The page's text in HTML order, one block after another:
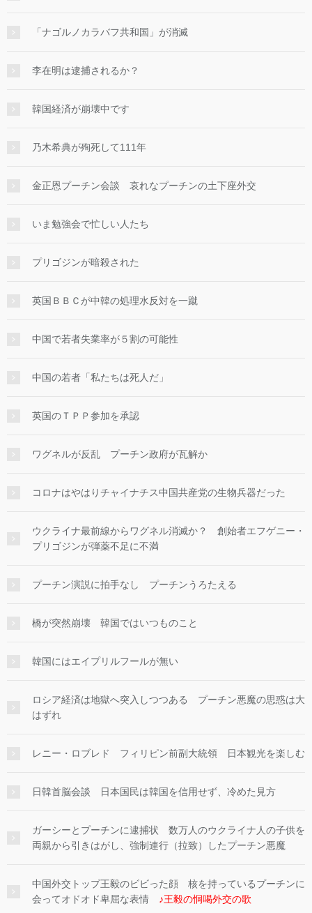
「ナゴルノカラバフ共和国」が消滅
李在明は逮捕されるか？
韓国経済が崩壊中です
乃木希典が殉死して111年
金正恩プーチン会談 哀れなプーチンの土下座外交
いま勉強会で忙しい人たち
プリゴジンが暗殺された
英国ＢＢＣが中韓の処理水反対を一蹴
中国で若者失業率が５割の可能性
中国の若者「私たちは死人だ」
英国のＴＰＰ参加を承認
ワグネルが反乱 プーチン政府が瓦解か
コロナはやはりチャイナチス中国共産党の生物兵器だった
ウクライナ最前線からワグネル消滅か？ 創始者エフゲニー・
プリゴジンが弾薬不足に不満
プーチン演説に拍手なし プーチンうろたえる
橋が突然崩壊 韓国ではいつものこと
韓国にはエイプリルフールが無い
ロシア経済は地獄へ突入しつつある プーチン悪魔の思惑は大
はずれ
レニー・ロブレド フィリピン前副大統領 日本観光を楽しむ
日韓首脳会談 日本国民は韓国を信用せず、冷めた見方
ガーシーとプーチンに逮捕状 数万人のウクライナ人の子供を
両親から引きはがし、強制連行（拉致）したプーチン悪魔
中国外交トップ王毅のビビった顔 核を持っているプーチンに
会ってオドオド卑屈な表情 ♪王毅の恫喝外交の歌